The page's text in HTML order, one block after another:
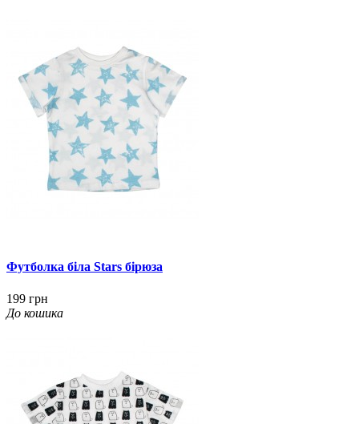
Футболка біла Stars бірюза
199 грн
До кошика